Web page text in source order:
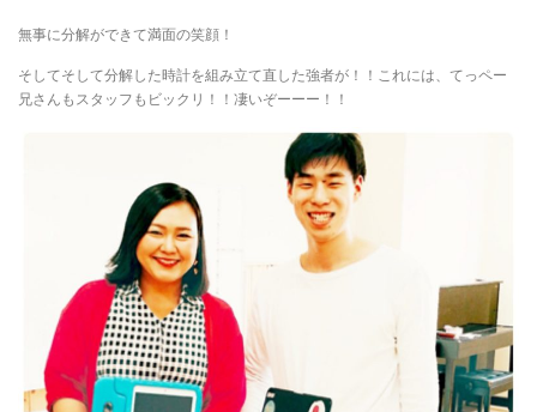
無事に分解ができて満面の笑顔！
そしてそして分解した時計を組み立て直した強者が！！これには、てっペー
兄さんもスタッフもビックリ！！凄いぞーーー！！